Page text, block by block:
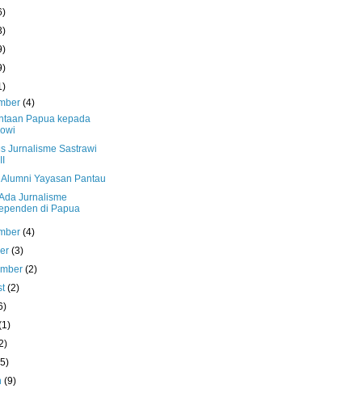
(4)
Papua kepada
Jurnalisme Sastrawi
Yayasan Pantau
Jurnalisme
di Papua
(4)
(3)
(2)
(2)
(9)